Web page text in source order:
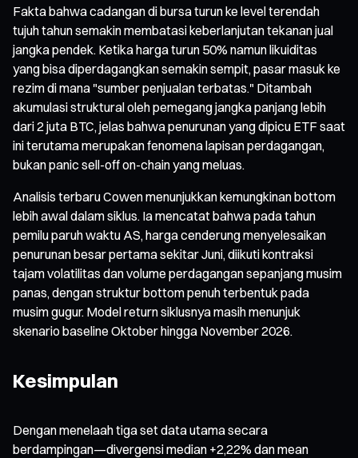
Fakta bahwa cadangan di bursa turun ke level terendah
tujuh tahun semakin membatasi keberlanjutan tekanan jual
jangka pendek. Ketika harga turun 50% namun likuiditas
yang bisa diperdagangkan semakin sempit, pasar masuk ke
rezim di mana "sumber penjualan terbatas." Ditambah
akumulasi struktural oleh pemegang jangka panjang lebih
dari 2 juta BTC, jelas bahwa penurunan yang dipicu ETF saat
ini terutama merupakan fenomena lapisan perdagangan,
bukan panic sell-off on-chain yang meluas.
Analisis terbaru Cowen menunjukkan kemungkinan bottom
lebih awal dalam siklus. Ia mencatat bahwa pada tahun
pemilu paruh waktu AS, harga cenderung menyelesaikan
penurunan besar pertama sekitar Juni, diikuti kontraksi
tajam volatilitas dan volume perdagangan sepanjang musim
panas, dengan struktur bottom penuh terbentuk pada
musim gugur. Model return siklusnya masih menunjuk
skenario baseline Oktober hingga November 2026.
Kesimpulan
Dengan menelaah tiga set data utama secara
berdampingan—divergensi median +2,22% dan mean